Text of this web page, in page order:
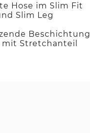
Hose im Slim Fit
Slim Leg
Beschichtung
mit Stretchanteil